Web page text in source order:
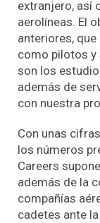
extranjero, así
aerolíneas. El
anteriores,
como pilotos y
son los
además de
con nuestra
Con unas
los números
Careers
además de la
compañías
cadetes ante